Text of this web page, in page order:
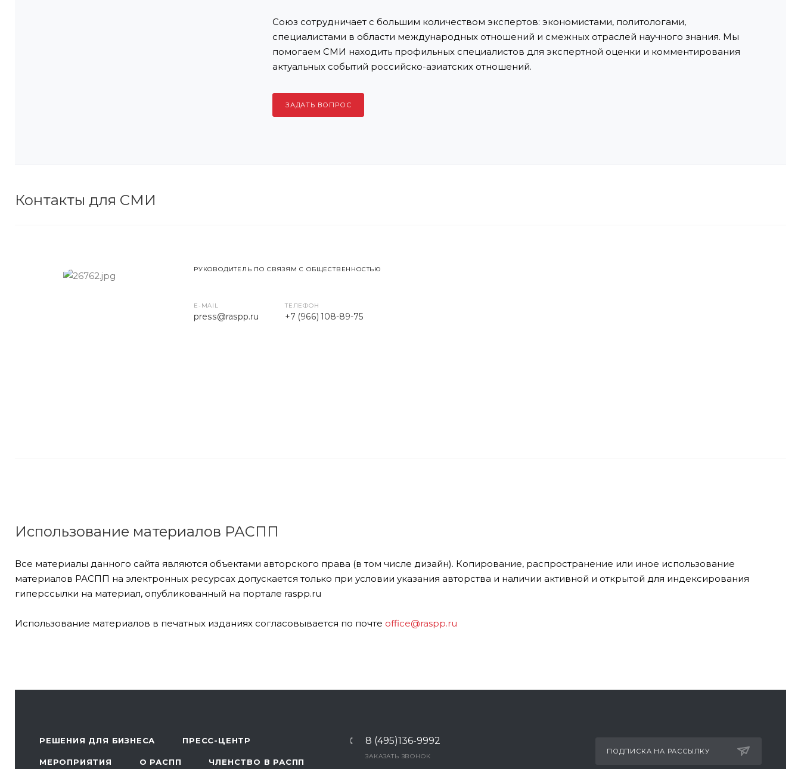
Союз сотрудничает с большим количеством экспертов: экономистами, политологами,
специалистами в области международных отношений и смежных отраслей научного знания. Мы
помогаем СМИ находить профильных специалистов для экспертной оценки и комментирования
актуальных событий российско-азиатских отношений.
ЗАДАТЬ ВОПРОС
Контакты для СМИ
РУКОВОДИТЕЛЬ ПО СВЯЗЯМ С ОБЩЕСТВЕННОСТЬЮ
E-MAIL
press@raspp.ru
ТЕЛЕФОН
+7 (966) 108-89-75
Использование материалов РАСПП
Все материалы данного сайта являются объектами авторского права (в том числе дизайн). Копирование, распространение или иное использование
материалов РАСПП на электронных ресурсах допускается только при условии указания авторства и наличии активной и открытой для индексирования
гиперссылки на материал, опубликованный на портале raspp.ru
Использование материалов в печатных изданиях согласовывается по почте office@raspp.ru
РЕШЕНИЯ ДЛЯ БИЗНЕСА ПРЕСС-ЦЕНТР
МЕРОПРИЯТИЯ О РАСПП ЧЛЕНСТВО В РАСПП
8 (495)136-9992
ЗАКАЗАТЬ ЗВОНОК
ПОДПИСКА НА РАССЫЛКУ